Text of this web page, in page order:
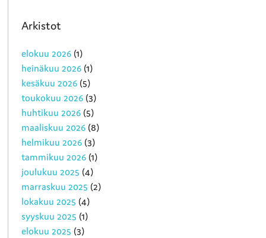
Arkistot
elokuu 2026 (1)
heinäkuu 2026 (1)
kesäkuu 2026 (5)
toukokuu 2026 (3)
huhtikuu 2026 (5)
maaliskuu 2026 (8)
helmikuu 2026 (3)
tammikuu 2026 (1)
joulukuu 2025 (4)
marraskuu 2025 (2)
lokakuu 2025 (4)
syyskuu 2025 (1)
elokuu 2025 (3)